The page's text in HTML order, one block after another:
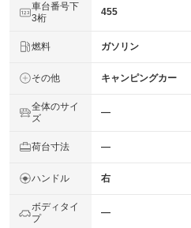
車台番号下
3桁
455
燃料 ガソリン
その他 キャンピングカー
全体のサイ
ズ
―
荷台寸法 ―
ハンドル 右
ボディタイ
プ
―